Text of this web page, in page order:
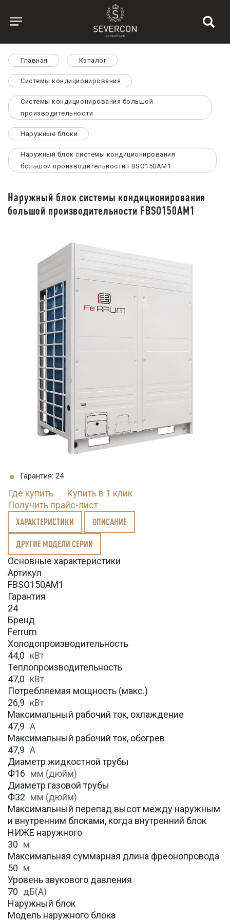
Главная Каталог
Системы кондиционирования
Системы кондиционирования большой
производительности
Наружные блоки
Наружный блок системы кондиционирования
большой производительности FBSO150AM1
Наружный блок системы кондиционирования
большой производительности FBSO150AM1
Гарантия: 24
Где купить
Купить в 1 клик
Получить прайс-лист
ХАРАКТЕРИСТИКИ ОПИСАНИЕ
ДРУГИЕ МОДЕЛИ СЕРИИ
Основные характеристики
Артикул
FBSO150AM1
Гарантия
24
Бренд
Ferrum
Холодопроизводительность
44,0 кВт
Теплопроизводительность
47,0 кВт
Потребляемая мощность (макс.)
26,9 кВт
Максимальный рабочий ток, охлаждение
47,9 A
Максимальный рабочий ток, обогрев
47,9 А
Диаметр жидкостной трубы
Ф16 мм (дюйм)
Диаметр газовой трубы
Ф32 мм (дюйм)
Максимальный перепад высот между наружным
и внутренним блоками, когда внутренний блок
НИЖЕ наружного
30 м
Максимальная суммарная длина фреонопровода
50 м
Уровень звукового давления
70 дБ(А)
Наружный блок
Модель наружного блока